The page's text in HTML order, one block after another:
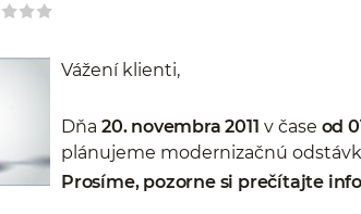
Vážení klienti,
Dňa 20. novembra 2011 v čase od
plánujeme modernizačnú
Prosíme, pozorne si prečítajte